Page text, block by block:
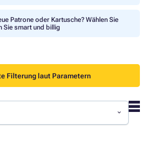
Patrone oder Kartusche? Wählen Sie
Sie smart und billig
Filterung laut Parametern